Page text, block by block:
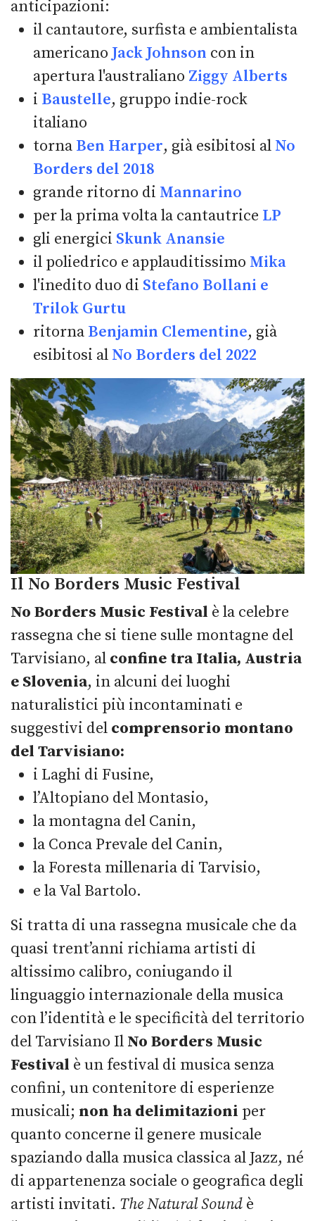
anticipazioni:
il cantautore, surfista e ambientalista
americano Jack Johnson con in
apertura l'australiano Ziggy Alberts
i Baustelle, gruppo indie-rock
italiano
torna Ben Harper, già esibitosi al No
Borders del 2018
grande ritorno di Mannarino
per la prima volta la cantautrice LP
gli energici Skunk Anansie
il poliedrico e applauditissimo Mika
l'inedito duo di Stefano Bollani e
Trilok Gurtu
ritorna Benjamin Clementine, già
esibitosi al No Borders del 2022
Il No Borders Music Festival
No Borders Music Festival è la celebre
rassegna che si tiene sulle montagne del
Tarvisiano, al confine tra Italia, Austria
e Slovenia, in alcuni dei luoghi
naturalistici più incontaminati e
suggestivi del comprensorio montano
del Tarvisiano:
i Laghi di Fusine,
l’Altopiano del Montasio,
la montagna del Canin,
la Conca Prevale del Canin,
la Foresta millenaria di Tarvisio,
e la Val Bartolo.
Si tratta di una rassegna musicale che da
quasi trent’anni richiama artisti di
altissimo calibro, coniugando il
linguaggio internazionale della musica
con l’identità e le specificità del territorio
del Tarvisiano Il No Borders Music
Festival è un festival di musica senza
confini, un contenitore di esperienze
musicali; non ha delimitazioni per
quanto concerne il genere musicale
spaziando dalla musica classica al Jazz, né
di appartenenza sociale o geografica degli
artisti invitati. The Natural Sound è